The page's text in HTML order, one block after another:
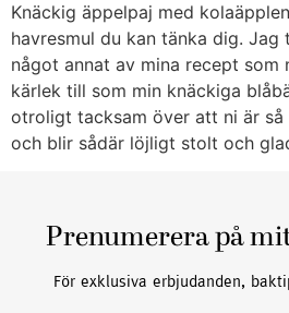
Knäckig äppelpaj med
havresmul du kan tänka dig.
något annat av mina recept som
kärlek till som min knäckiga
otroligt tacksam över att ni är så
och blir sådär löjligt stolt och
Prenumerera på
För exklusiva erbjudanden,